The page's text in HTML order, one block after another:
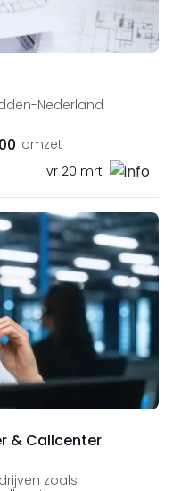
Nederland
omzet
vr 20 mrt
& Callcenter
zoals